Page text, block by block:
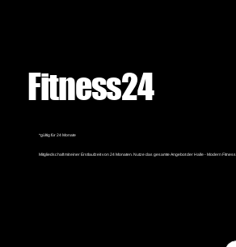
Fitness24
*gültig für 24 Monate
Mitgliedschaft mit einer Erstlaufzeit von 24 Monaten. Nutze das gesamte Angebot der Halle - Modern Fitness